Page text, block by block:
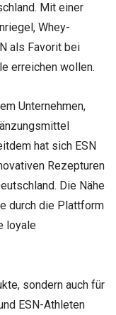
Mit einer
Whey-
als Favorit bei
erreichen wollen.
Unternehmen,
hat sich ESN
Rezepturen
Die Nähe
durch die Plattform
loyale
sondern auch für
ESN-Athleten